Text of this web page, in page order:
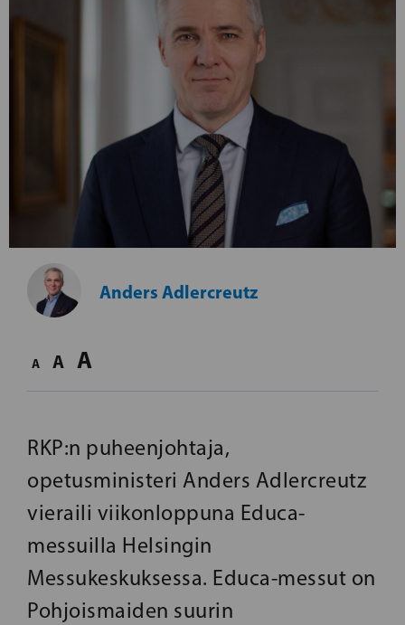
Anders Adlercreutz
A A A
RKP:n puheenjohtaja,
opetusministeri Anders Adlercreutz
vieraili viikonloppuna Educa-
messuilla Helsingin
Messukeskuksessa. Educa-messut on
Pohjoismaiden suurin